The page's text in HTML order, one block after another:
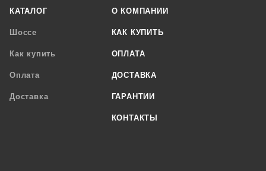
КАТАЛОГ
Шоссе
Как купить
Оплата
Доставка
О КОМПАНИИ
КАК КУПИТЬ
ОПЛАТА
ДОСТАВКА
ГАРАНТИИ
КОНТАКТЫ